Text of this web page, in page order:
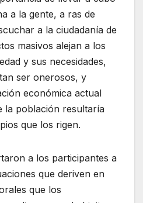
a la gente, a ras de
a la ciudadanía de
masivos alejan a los
y sus necesidades,
ser onerosos, y
económica actual
la población resultaría
que los rigen.
a los participantes a
que deriven en
que los